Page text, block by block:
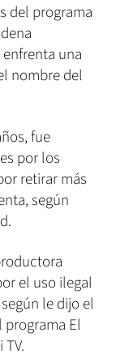
del programa
una
nombre del
fue
por los
retirar más
según
el uso ilegal
le dijo el
El